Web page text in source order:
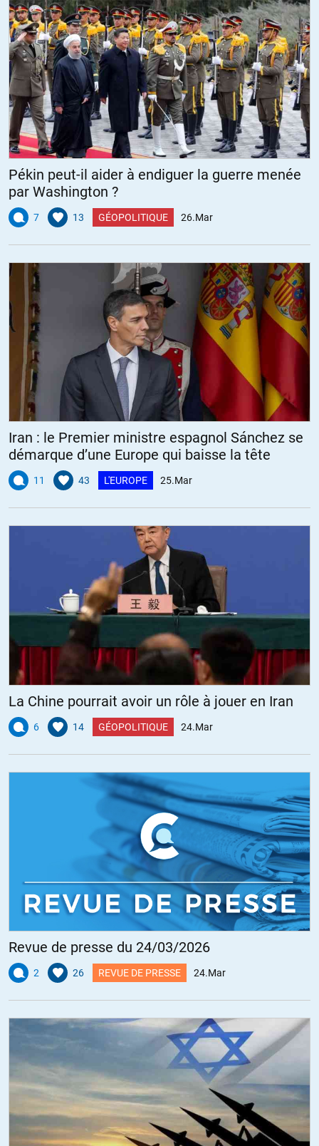
Pékin peut-il aider à endiguer la guerre menée
par Washington ?
7 13 GÉOPOLITIQUE 26.Mar
Iran : le Premier ministre espagnol Sánchez se
démarque d’une Europe qui baisse la tête
11 43 L'EUROPE 25.Mar
La Chine pourrait avoir un rôle à jouer en Iran
6 14 GÉOPOLITIQUE 24.Mar
Revue de presse du 24/03/2026
2 26 REVUE DE PRESSE 24.Mar